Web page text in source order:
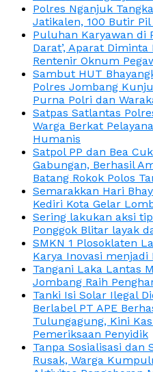
Polres Nganjuk
Jatikalen, 100 Butir
Puluhan Karyawan di
Darat’, Aparat
Rentenir Oknum
Sambut HUT
Polres Jombang
Purna Polri dan
Satpas Satlantas
Warga Berkat
Humanis
Satpol PP dan Bea
Gabungan, Berhasil
Batang Rokok Polos
Semarakkan Hari
Kediri Kota Gelar
Sering lakukan aksi
Ponggok Blitar layak
SMKN 1 Plosoklaten
Karya Inovasi
Tangani Laka Lantas
Jombang Raih
Tanki Isi Solar Ilegal
Berlabel PT APE
Tulungagung, Kini
Pemeriksaan Penyidik
Tanpa Sosialisasi
Rusak, Warga